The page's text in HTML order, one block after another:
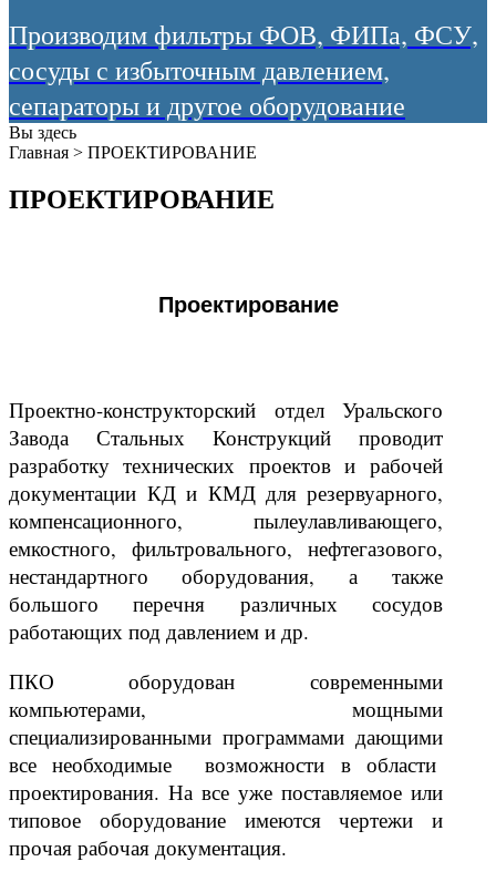
Производим фильтры ФОВ, ФИПа, ФСУ,
сосуды с избыточным давлением,
сепараторы и другое оборудование
Вы здесь
Главная > ПРОЕКТИРОВАНИЕ
ПРОЕКТИРОВАНИЕ
Проектирование
Проектно-конструкторский отдел Уральского
Завода Стальных Конструкций проводит
разработку технических проектов и рабочей
документации КД и КМД для резервуарного,
компенсационного, пылеулавливающего,
емкостного, фильтровального, нефтегазового,
нестандартного оборудования, а также
большого перечня различных сосудов
работающих под давлением и др.
ПКО оборудован современными
компьютерами, мощными
специализированными программами дающими
все необходимые возможности в области
проектирования. На все уже поставляемое или
типовое оборудование имеются чертежи и
прочая рабочая документация.